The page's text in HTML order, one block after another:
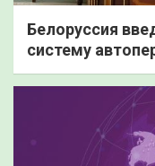
Белоруссия
систему